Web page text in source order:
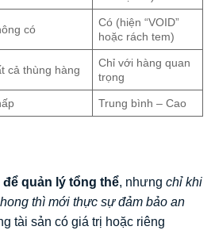
có
Có (hiện “VOID”
hoặc rách tem)
cả thùng hàng
Chỉ với hàng quan
trọng
Trung bình – Cao
để quản lý tổng thể, nhưng chỉ khi
thì mới thực sự đảm bảo an
tài sản có giá trị hoặc riêng